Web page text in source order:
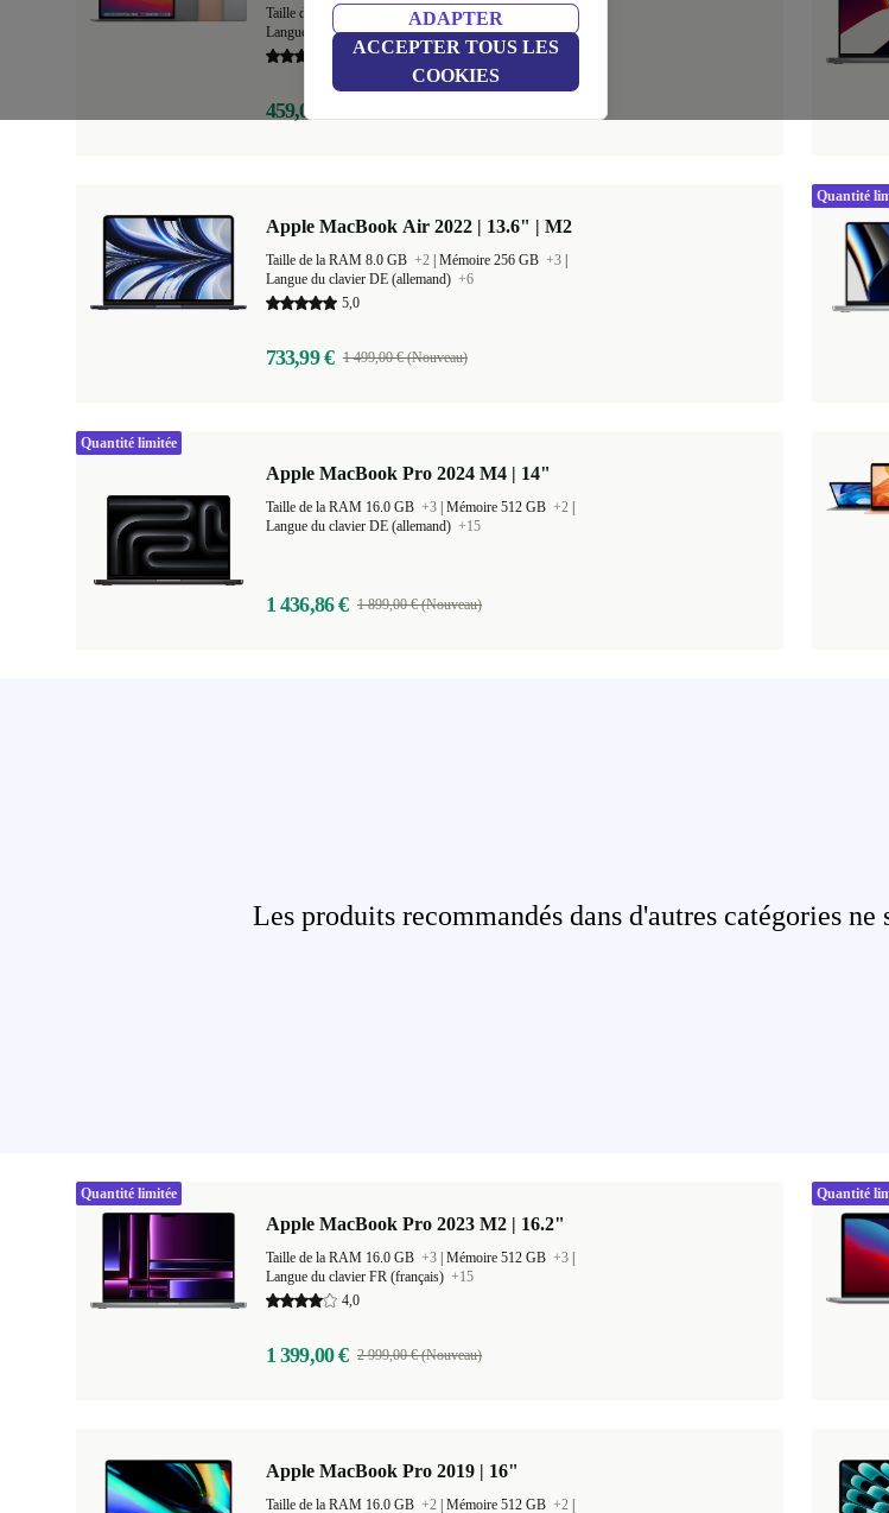
ADAPTER
ACCEPTER TOUS LES
COOKIES
Taille de la RAM 8.0 GB +1 | Mémoire 256 GB
Langue du clavier FR (français)+20
5,0
459,00 €
Apple MacBook Air 2022 | 13.6" | M2
Taille de la RAM 8.0 GB +2 Mémoire 256 GB +3
Langue du clavier DE (allemand) +6
5,0
733,99 € 1 499,00 € (Nouveau)
Quantité
Apple MacBook Pro 2024 M4 | 14"
Taille de la RAM 16.0 GB +3 Mémoire 512 GB +2
Langue du clavier DE (allemand) +15
1 436,86 € 1 899,00 € (Nouveau)
Quantité limitée
Les produits recommandés dans d'autres catégories
Apple MacBook Pro 2023 M2 | 16.2"
Taille de la RAM 16.0 GB +3 Mémoire 512 GB +3
Langue du clavier FR (français) +15
4,0
1 399,00 € 2 999,00 € (Nouveau)
Quantité limitée Quantité
Apple MacBook Pro 2019 | 16"
Taille de la RAM 16.0 GB +2 Mémoire 512 GB +2